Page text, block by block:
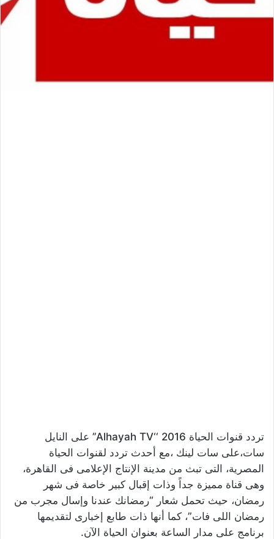
تردد قنوات الحياة 2016 ‘‘Alhayah TV’’ على النايل
سات،على سات لينك ،مع أحدث تردد لقنوات الحياة
المصرية، التى تبث من مدينة الإنتاج الإعلامى فى القاهرة،
وهى قناة مميزة جداً وذات إقبال كبير خاصة فى شهر
رمضان، حيث تحمل شعار “رمضانك عندنا وإسال مجرب من
رمضان اللى فات”، كما أنها ذات طابع إخبارى لتقديمها
برنامج على مدار الساعة بعنوان الحياة الآن.